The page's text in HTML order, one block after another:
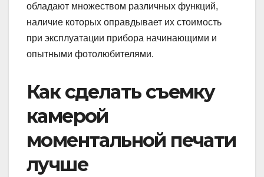
обладают множеством различных функций,
наличие которых оправдывает их стоимость
при эксплуатации прибора начинающими и
опытными фотолюбителями.
Как сделать съемку
камерой
моментальной печати
лучше